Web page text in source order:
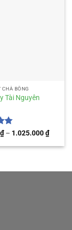
BÔNG
Tài Nguyên
₫ – 1.025.000₫
giá:
từ